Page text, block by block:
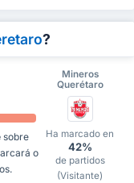
?
Mineros
Querétaro
sobre
o
Ha marcado en
42%
de partidos
(Visitante)